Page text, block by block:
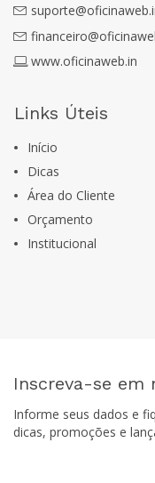
www.oficinaweb.in
Links Úteis
Início
Dicas
Área do Cliente
Orçamento
Institucional
Inscreva-se em
Informe seus dados e
dicas, promoções e